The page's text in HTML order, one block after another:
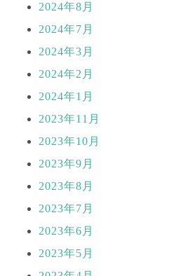
2024年8月
2024年7月
2024年3月
2024年2月
2024年1月
2023年11月
2023年10月
2023年9月
2023年8月
2023年7月
2023年6月
2023年5月